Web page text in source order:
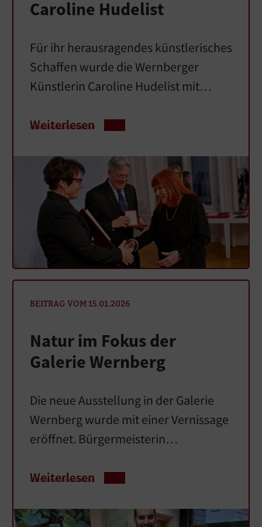
Caroline Hudelist
Für ihr herausragendes künstlerisches
Schaffen wurde die Wernberger
Künstlerin Caroline Hudelist mit…
Weiterlesen
BEITRAG VOM 15.01.2026
Natur im Fokus der
Galerie Wernberg
Die neue Ausstellung in der Galerie
Wernberg wurde mit einer Vernissage
eröffnet. Bürgermeisterin…
Weiterlesen